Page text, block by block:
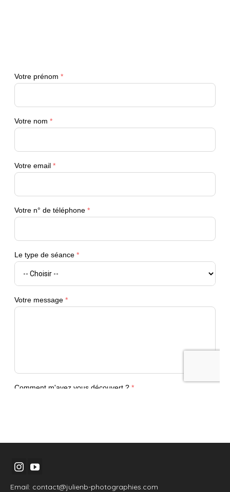
Email: contact@julienb-photographies.com